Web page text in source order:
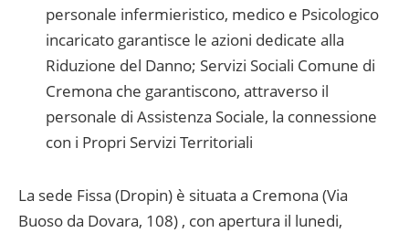
personale infermieristico, medico e Psicologico
incaricato garantisce le azioni dedicate alla
Riduzione del Danno; Servizi Sociali Comune di
Cremona che garantiscono, attraverso il
personale di Assistenza Sociale, la connessione
con i Propri Servizi Territoriali
La sede Fissa (Dropin) è situata a Cremona (Via
Buoso da Dovara, 108) , con apertura il lunedi,